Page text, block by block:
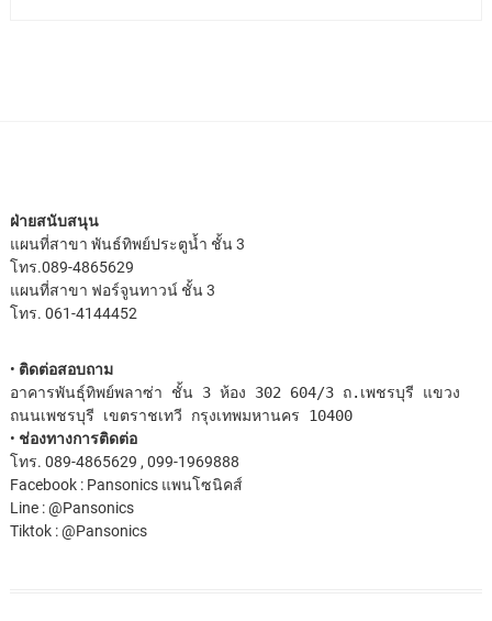
ฝ่ายสนับสนุน
แผนที่สาขา พันธ์ทิพย์ประตูน้ำ ชั้น 3
โทร.089-4865629
แผนที่สาขา ฟอร์จูนทาวน์ชั้น 3
โทร. 061-4144452
• ติดต่อสอบถาม
อาคารพันธุ์ทิพย์พลาซ่า ชั้น 3 ห้อง 302 604/3 ถ.เพชรบุรี แขวง
ถนนเพชรบุรี เขตราชเทวี กรุงเทพมหานคร 10400
• ช่องทางการติดต่อ
โทร. 089-4865629 , 099-1969888
Facebook : Pansonics แพนโซนิคส์
Line : @Pansonics
Tiktok : @Pansonics